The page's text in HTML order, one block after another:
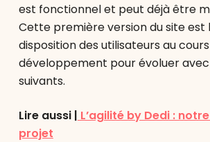
est fonctionnel et peut déjà être
Cette première version du site est
disposition des utilisateurs au
développement pour évoluer
suivants.
Lire aussi | L’agilité by Dedi :
projet